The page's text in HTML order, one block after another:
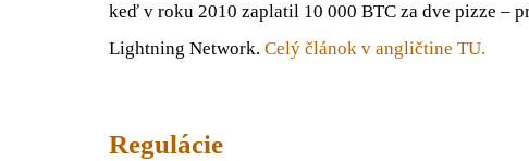
keď v roku 2010 zaplatil 10 000 BTC za dve pizze –
Lightning Network. Celý článok v angličtine TU.
Regulácie